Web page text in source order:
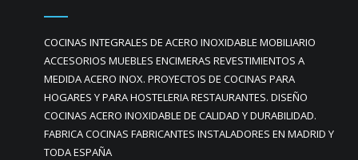
COCINAS INTEGRALES DE ACERO INOXIDABLE MOBILIARIO
ACCESORIOS MUEBLES ENCIMERAS REVESTIMIENTOS A
MEDIDA ACERO INOX. PROYECTOS DE COCINAS PARA
HOGARES Y PARA HOSTELERIA RESTAURANTES. DISEÑO
COCINAS ACERO INOXIDABLE DE CALIDAD Y DURABILIDAD.
FABRICA COCINAS FABRICANTES INSTALADORES EN MADRID Y
TODA ESPAÑA